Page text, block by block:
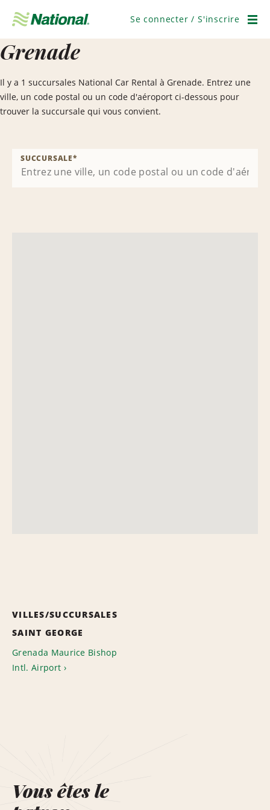
navigation
Se connecter / S'inscrire
Grenade
Il y a 1 succursales National Car Rental à Grenade. Entrez une
ville, un code postal ou un code d'aéroport ci-dessous pour
trouver la succursale qui vous convient.
SUCCURSALE*
VILLES/SUCCURSALES
SAINT GEORGE
Grenada Maurice Bishop
Intl. Airport
Vous êtes le